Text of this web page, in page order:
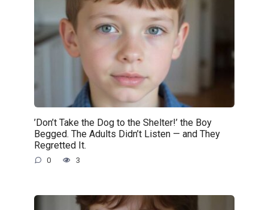
’Don’t Take the Dog to the Shelter!’ the Boy
Begged. The Adults Didn’t Listen — and They
Regretted It.
0 3